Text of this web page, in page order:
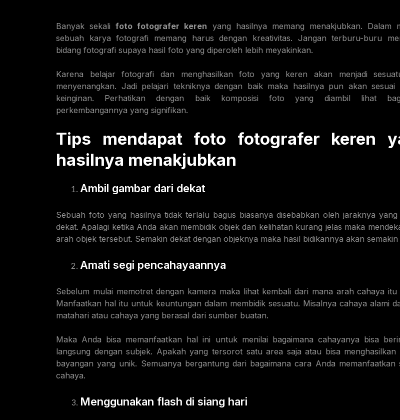
Banyak sekalifoto fotografer keren yang hasilnya memang menakjubkan. Dalam
sebuah karya fotografi memang harus dengan kreativitas. Jangan terburu-buru
bidang fotografi supaya hasil foto yang diperoleh lebih meyakinkan.
Karena belajar fotografi dan menghasilkan foto yang keren akan menjadi
menyenangkan. Jadi pelajari tekniknya dengan baik maka hasilnya pun akan sesuai
keinginan. Perhatikan dengan baik komposisi foto yang diambil lihat
perkembangannya yang signifikan.
Tips mendapat foto fotografer keren
hasilnya menakjubkan
Ambil gambar dari dekat
Sebuah foto yang hasilnya tidak terlalu bagus biasanya disebabkan oleh jaraknya
dekat. Apalagi ketika Anda akan membidik objek dan kelihatan kurang jelas maka
arah objek tersebut. Semakin dekat dengan objeknya maka hasil bidikannya akan semakin
Amati segi pencahayaannya
Sebelum mulai memotret dengan kamera maka lihat kembali dari mana arah cahaya itu
Manfaatkan hal itu untuk keuntungan dalam membidik sesuatu. Misalnya cahaya alami
matahari atau cahaya yang berasal dari sumber buatan.
Maka Anda bisa memanfaatkan hal ini untuk menilai bagaimana cahayanya bisa
langsung dengan subjek. Apakah yang tersorot satu area saja atau bisa menghasilkan
bayangan yang unik. Semuanya bergantung dari bagaimana cara Anda memanfaatkan
cahaya.
Menggunakan flash di siang hari